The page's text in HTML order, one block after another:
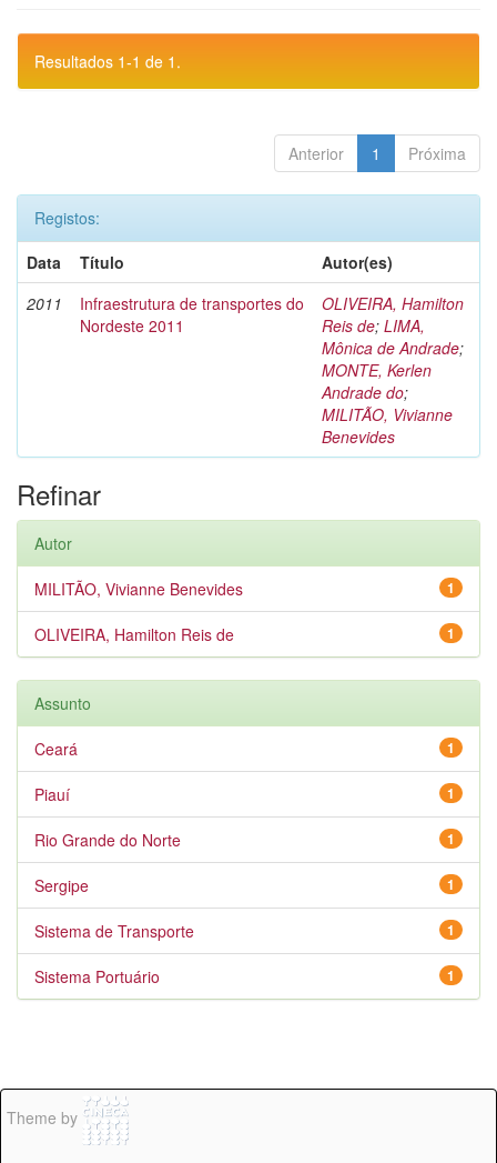
Resultados 1-1 de 1.
Anterior 1 Próxima
Registos:
Data
Título
Autor(es)
2011
Infraestrutura de transportes do
Nordeste 2011
OLIVEIRA, Hamilton
Reis de; LIMA,
Mônica de Andrade;
MONTE, Kerlen
Andrade do;
MILITÃO, Vivianne
Benevides
Refinar
Autor
1
MILITÃO, Vivianne Benevides
1
OLIVEIRA, Hamilton Reis de
Assunto
1
Ceará
1
Piauí
1
Rio Grande do Norte
1
Sergipe
1
Sistema de Transporte
1
Sistema Portuário
Theme by